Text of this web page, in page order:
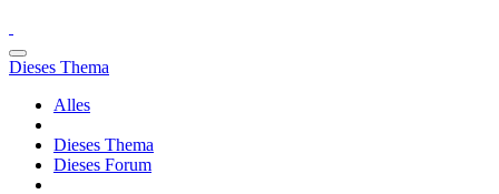
Dieses Thema
Alles
Dieses Thema
Dieses Forum